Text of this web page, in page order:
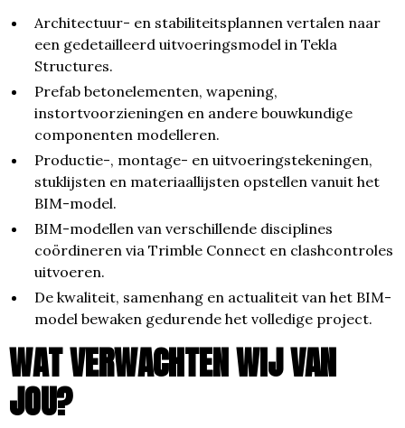
Architectuur- en stabiliteitsplannen vertalen naar
een gedetailleerd uitvoeringsmodel in Tekla
Structures.
Prefab betonelementen, wapening,
instortvoorzieningen en andere bouwkundige
componenten modelleren.
Productie-, montage- en uitvoeringstekeningen,
stuklijsten en materiaallijsten opstellen vanuit het
BIM-model.
BIM-modellen van verschillende disciplines
coördineren via Trimble Connect en clashcontroles
uitvoeren.
De kwaliteit, samenhang en actualiteit van het BIM-
model bewaken gedurende het volledige project.
WAT VERWACHTEN WIJ VAN
JOU?